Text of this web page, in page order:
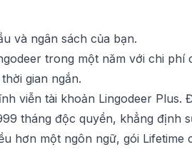
và ngân sách của bạn.
trong một năm với chi phí
gian ngắn.
viễn tài khoản Lingodeer Plus.
tháng độc quyền, khẳng định
hơn một ngôn ngữ, gói Lifetime